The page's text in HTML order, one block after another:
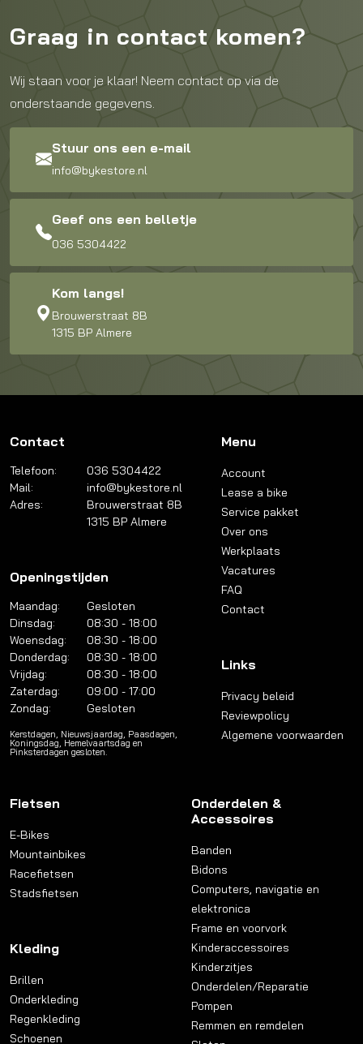
Graag in contact komen?
Wij staan voor je klaar! Neem contact op via de
onderstaande gegevens.
Stuur ons een e-mail
info@bykestore.nl
Geef ons een belletje
036 5304422
Kom langs!
Brouwerstraat 8B
1315 BP Almere
Contact
Telefoon:
036 5304422
Mail:
info@bykestore.nl
Adres:
Brouwerstraat 8B
1315 BP Almere
Openingstijden
Maandag:
Gesloten
Dinsdag:
08:30 - 18:00
Woensdag:
08:30 - 18:00
Donderdag:
08:30 - 18:00
Vrijdag:
08:30 - 18:00
Zaterdag:
09:00 - 17:00
Zondag:
Gesloten
Kerstdagen, Nieuwsjaardag, Paasdagen,
Koningsdag, Hemelvaartsdag en
Pinksterdagen gesloten.
Menu
Account
Lease a bike
Service pakket
Over ons
Werkplaats
Vacatures
FAQ
Contact
Links
Privacy beleid
Reviewpolicy
Algemene voorwaarden
Fietsen
E-Bikes
Mountainbikes
Racefietsen
Stadsfietsen
Kleding
Brillen
Onderkleding
Regenkleding
Schoenen
Onderdelen &
Accessoires
Banden
Bidons
Computers, navigatie en
elektronica
Frame en voorvork
Kinderaccessoires
Kinderzitjes
Onderdelen/Reparatie
Pompen
Remmen en remdelen